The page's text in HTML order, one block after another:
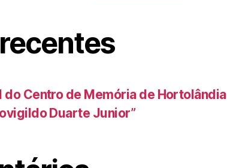
Centro de Memória de Hortolândia
Duarte Junior”